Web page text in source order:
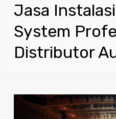
Jasa
System
Distributor